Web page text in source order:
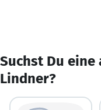
Suchst Du
Lindner?